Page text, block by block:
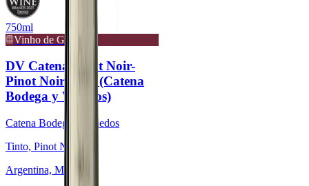
750ml
Vinho de Guarda
DV Catena Pinot Noir-
Pinot Noir 2023 (Catena
Bodega y Viñedos)
Catena Bodega y Viñedos
Tinto, Pinot Noir
Argentina, Mendoza